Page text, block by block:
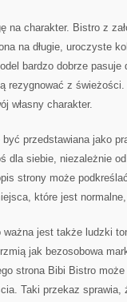
na charakter. Bistro z
na długie, uroczyste
bardzo dobrze pasuje
rezygnować z
własny charakter.
przedstawiana jako
dla siebie, niezależnie
strony może
które jest
ważna jest także ludzki
jak bezosobowa
strona Bibi Bistro
Taki przekaz sprawia,